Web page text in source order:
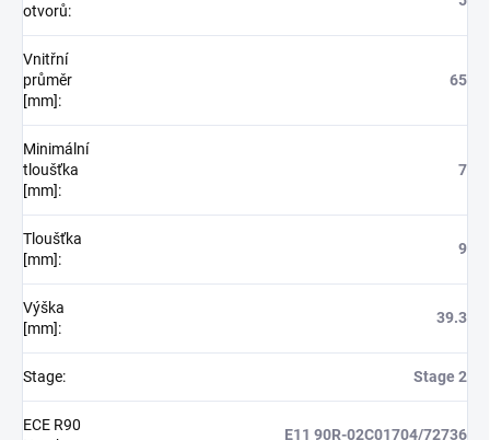
otvorů:
Vnitřní
průměr
[mm]:
65
Minimální
tloušťka
[mm]:
7
Tloušťka
[mm]:
9
Výška
[mm]:
39.3
Stage: Stage 2
ECE R90
E11 90R-02C01704/72736